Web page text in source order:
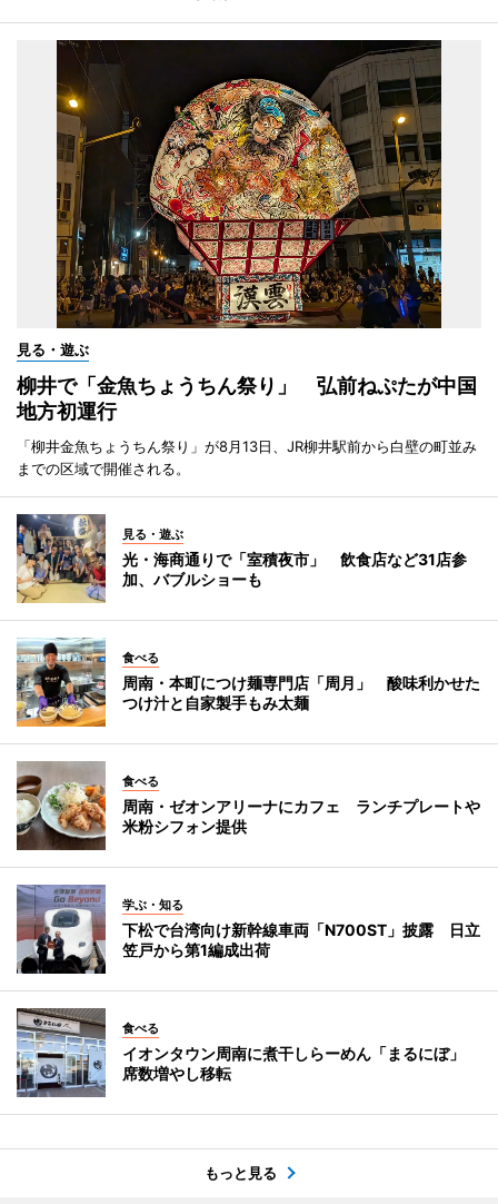
見る・遊ぶ
柳井で「金魚ちょうちん祭り」 弘前ねぷたが中国
地方初運行
「柳井金魚ちょうちん祭り」が8月13日、JR柳井駅前から白壁の町並み
までの区域で開催される。
見る・遊ぶ
光・海商通りで「室積夜市」 飲食店など31店参
加、バブルショーも
食べる
周南・本町につけ麺専門店「周月」 酸味利かせた
つけ汁と自家製手もみ太麺
食べる
周南・ゼオンアリーナにカフェ ランチプレートや
米粉シフォン提供
学ぶ・知る
下松で台湾向け新幹線車両「N700ST」披露 日立
笠戸から第1編成出荷
食べる
イオンタウン周南に煮干しらーめん「まるにぼ」
席数増やし移転
もっと見る